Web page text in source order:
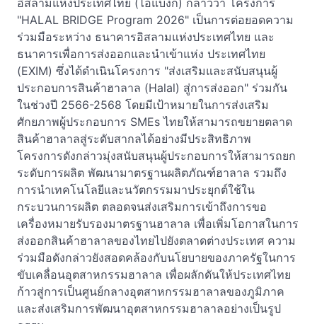
อิสลามแห่งประเทศไทย (ไอแบงก์) กล่าวว่า โครงการ
"HALAL BRIDGE Program 2026" เป็นการต่อยอดความ
ร่วมมือระหว่าง ธนาคารอิสลามแห่งประเทศไทย และ
ธนาคารเพื่อการส่งออกและนำเข้าแห่ง ประเทศไทย
(EXIM) ซึ่งได้ดำเนินโครงการ "ส่งเสริมและสนับสนุนผู้
ประกอบการสินค้าฮาลาล (Halal) สู่การส่งออก" ร่วมกัน
ในช่วงปี 2566-2568 โดยมีเป้าหมายในการส่งเสริม
ศักยภาพผู้ประกอบการ SMEs ไทยให้สามารถขยายตลาด
สินค้าฮาลาลสู่ระดับสากลได้อย่างมีประสิทธิภาพ
โครงการดังกล่าวมุ่งสนับสนุนผู้ประกอบการให้สามารถยก
ระดับการผลิต พัฒนามาตรฐานผลิตภัณฑ์ฮาลาล รวมถึง
การนำเทคโนโลยีและนวัตกรรมมาประยุกต์ใช้ใน
กระบวนการผลิต ตลอดจนส่งเสริมการเข้าถึงการขอ
เครื่องหมายรับรองมาตรฐานฮาลาล เพื่อเพิ่มโอกาสในการ
ส่งออกสินค้าฮาลาลของไทยไปยังตลาดต่างประเทศ ความ
ร่วมมือดังกล่าวยังสอดคล้องกับนโยบายของภาครัฐในการ
ขับเคลื่อนอุตสาหกรรมฮาลาล เพื่อผลักดันให้ประเทศไทย
ก้าวสู่การเป็นศูนย์กลางอุตสาหกรรมฮาลาลของภูมิภาค
และส่งเสริมการพัฒนาอุตสาหกรรมฮาลาลอย่างเป็นรูป